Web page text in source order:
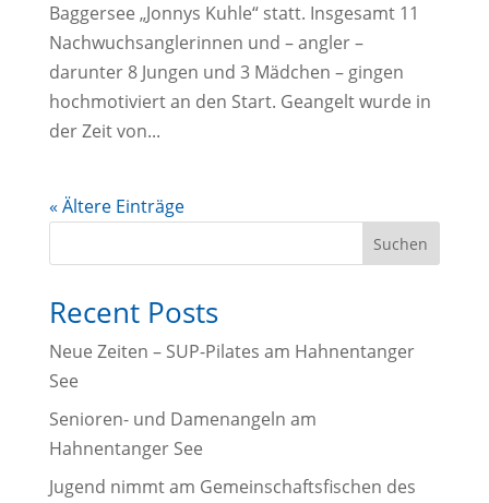
Baggersee „Jonnys Kuhle“ statt. Insgesamt 11
Nachwuchsanglerinnen und – angler –
darunter 8 Jungen und 3 Mädchen – gingen
hochmotiviert an den Start. Geangelt wurde in
der Zeit von...
« Ältere Einträge
Suchen
Recent Posts
Neue Zeiten – SUP-Pilates am Hahnentanger
See
Senioren- und Damenangeln am
Hahnentanger See
Jugend nimmt am Gemeinschaftsfischen des